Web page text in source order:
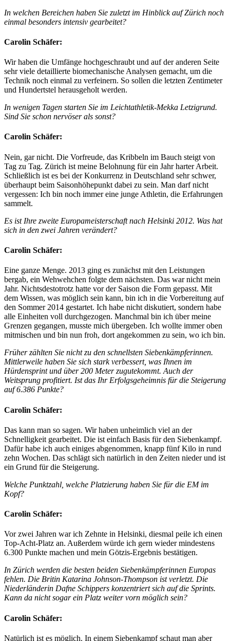
In welchen Bereichen haben Sie zuletzt im Hinblick auf Zürich noch
einmal besonders intensiv gearbeitet?
Carolin Schäfer:
Wir haben die Umfänge hochgeschraubt und auf der anderen Seite
sehr viele detaillierte biomechanische Analysen gemacht, um die
Technik noch einmal zu verfeinern. So sollen die letzten Zentimeter
und Hundertstel herausgeholt werden.
In wenigen Tagen starten Sie im Leichtathletik-Mekka Letzigrund.
Sind Sie schon nervöser als sonst?
Carolin Schäfer:
Nein, gar nicht. Die Vorfreude, das Kribbeln im Bauch steigt von
Tag zu Tag. Zürich ist meine Belohnung für ein Jahr harter Arbeit.
Schließlich ist es bei der Konkurrenz in Deutschland sehr schwer,
überhaupt beim Saisonhöhepunkt dabei zu sein. Man darf nicht
vergessen: Ich bin noch immer eine junge Athletin, die Erfahrungen
sammelt.
Es ist Ihre zweite Europameisterschaft nach Helsinki 2012. Was hat
sich in den zwei Jahren verändert?
Carolin Schäfer:
Eine ganze Menge. 2013 ging es zunächst mit den Leistungen
bergab, ein Wehwehchen folgte dem nächsten. Das war nicht mein
Jahr. Nichtsdestotrotz hatte vor der Saison die Form gepasst. Mit
dem Wissen, was möglich sein kann, bin ich in die Vorbereitung auf
den Sommer 2014 gestartet. Ich habe nicht diskutiert, sondern habe
alle Einheiten voll durchgezogen. Manchmal bin ich über meine
Grenzen gegangen, musste mich übergeben. Ich wollte immer oben
mitmischen und bin nun froh, dort angekommen zu sein, wo ich bin.
Früher zählten Sie nicht zu den schnellsten Siebenkämpferinnen.
Mittlerweile haben Sie sich stark verbessert, was Ihnen im
Hürdensprint und über 200 Meter zugutekommt. Auch der
Weitsprung profitiert. Ist das Ihr Erfolgsgeheimnis für die Steigerung
auf 6.386 Punkte?
Carolin Schäfer:
Das kann man so sagen. Wir haben unheimlich viel an der
Schnelligkeit gearbeitet. Die ist einfach Basis für den Siebenkampf.
Dafür habe ich auch einiges abgenommen, knapp fünf Kilo in rund
zehn Wochen. Das schlägt sich natürlich in den Zeiten nieder und ist
ein Grund für die Steigerung.
Welche Punktzahl, welche Platzierung haben Sie für die EM im
Kopf?
Carolin Schäfer:
Vor zwei Jahren war ich Zehnte in Helsinki, diesmal peile ich einen
Top-Acht-Platz an. Außerdem würde ich gern wieder mindestens
6.300 Punkte machen und mein Götzis-Ergebnis bestätigen.
In Zürich werden die besten beiden Siebenkämpferinnen Europas
fehlen. Die Britin Katarina Johnson-Thompson ist verletzt. Die
Niederländerin Dafne Schippers konzentriert sich auf die Sprints.
Kann da nicht sogar ein Platz weiter vorn möglich sein?
Carolin Schäfer:
Natürlich ist es möglich. In einem Siebenkampf schaut man aber